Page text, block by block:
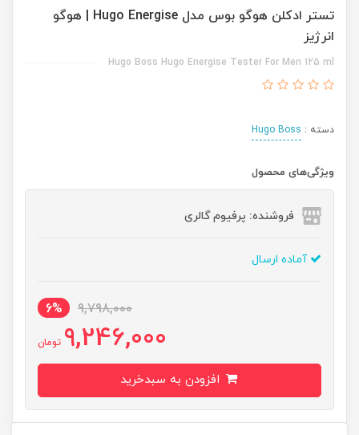
تستر ادکلن هوگو بوس مدل Hugo Energise | هوگو
انرژیز
Hugo Boss Hugo Energise Tester For Men 125 ml
دسته : Hugo Boss
ویژگی‌های محصول
فروشنده: پرفیوم گالری
آماده ارسال
9,798,000
6%
9,246,000 تومان